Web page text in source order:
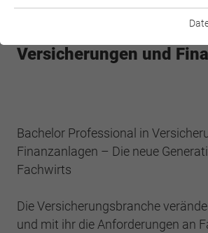
Bachelor Professional in
Versicherungen und
Bachelor Professional in
Finanzanlagen – Die neue
Fachwirts
Die Versicherungsbranche
und mit ihr die Anforderungen an
Essenzielle Cookies werden für
Webseite einwandfrei funktioniert.
speichern.
Name _ga
Laufzeit 2 Jahre
Cookie-Informationen